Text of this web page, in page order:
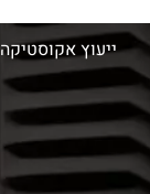
ייעוץ אקוסטיקה